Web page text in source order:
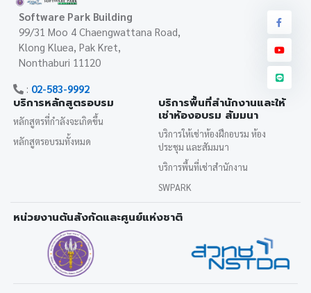
Software Park Building
99/31 Moo 4 Chaengwattana Road,
Klong Kluea, Pak Kret,
Nonthaburi 11120
: 02-583-9992
บริการหลักสูตรอบรม
หลักสูตรที่กำลังจะเกิดขึ้น
หลักสูตรอบรมทั้งหมด
บริการพื้นที่สำนักงานและให้
เช่าห้องอบรม สัมมนา
บริการให้เช่าห้องฝึกอบรม ห้อง
ประชุม และสัมมนา
บริการพื้นที่เช่าสำนักงาน
SWPARK
หน่วยงานต้นสังกัดและศูนย์แห่งชาติ